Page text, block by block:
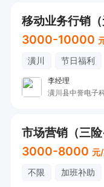
3000-10000
潢川 节日福利
李经理
潢川县中誉电子
市场营销（三
3000-8000 元
不限 加班补助